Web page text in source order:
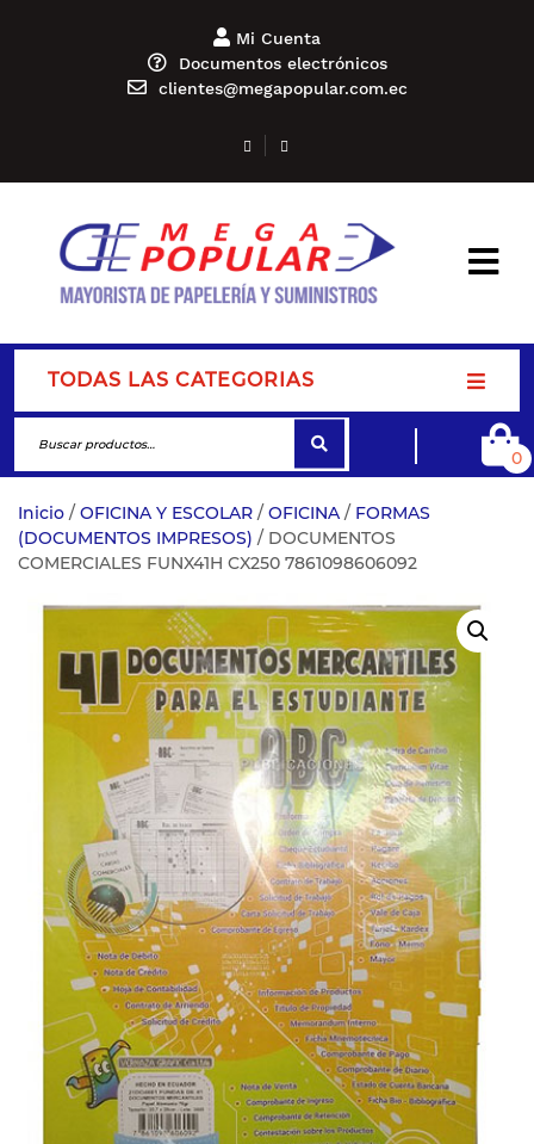
Mi Cuenta
Documentos electrónicos
clientes@megapopular.com.ec
TODAS LAS CATEGORIAS
0
Inicio / OFICINA Y ESCOLAR / OFICINA / FORMAS
(DOCUMENTOS IMPRESOS) / DOCUMENTOS
COMERCIALES FUNX41H CX250 7861098606092